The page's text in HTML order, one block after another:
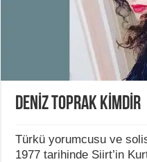
DENİZ TOPRAK KİMDİR
Türkü yorumcusu ve
1977 tarihinde Siirt’in